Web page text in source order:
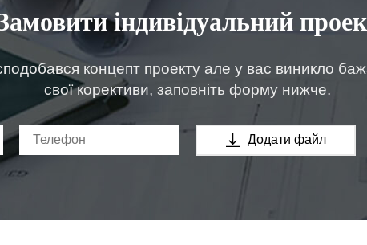
індивідуальний
концепт проекту але у вас виникло
свої корективи, заповніть форму нижче.
Додати файл